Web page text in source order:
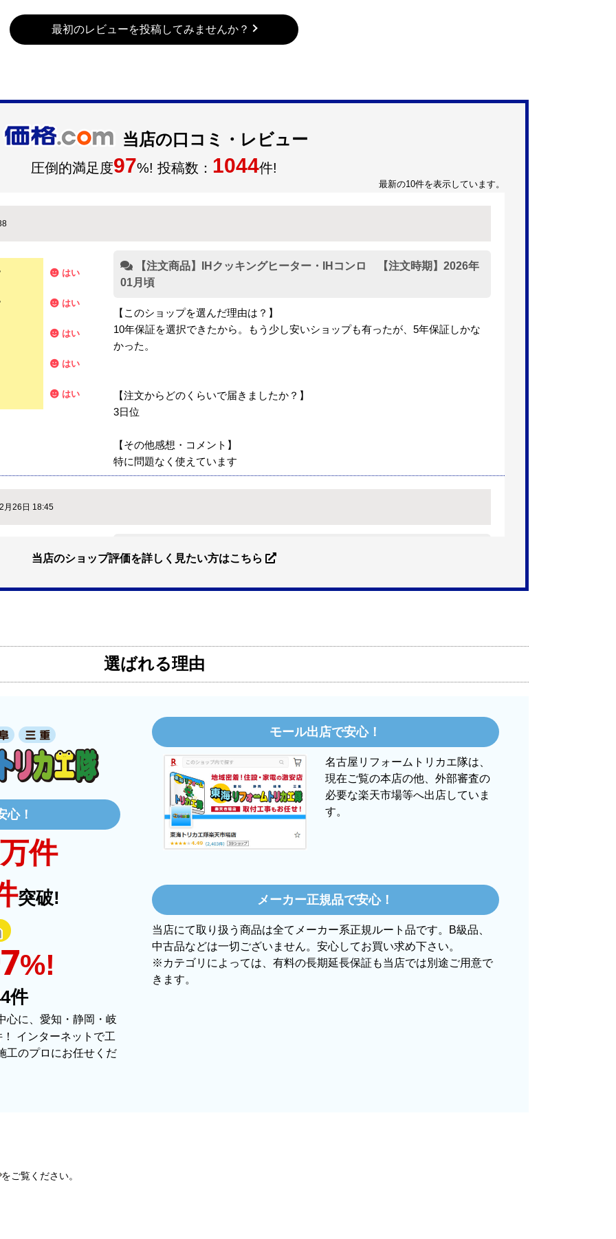
最初のレビューを投稿してみませんか？
当店の口コミ・レビュー
圧倒的満足度97%! 投稿数： 1044件!
最新の10件を表示しています。
はい
はい
はい
はい
はい
【注文商品】IHクッキングヒーター・IHコンロ 【注文時期】2026年
01月頃
【このショップを選んだ理由は？】
10年保証を選択できたから。もう少し安いショップも有ったが、5年保証しかな
かった。
【注文からどのくらいで届きましたか？】
3日位
【その他感想・コメント】
特に問題なく使えています
月26日 18:45
はい
はい
はい
【注文商品】ヒーター・ストーブ 【注文時期】2025年11月頃（モバ
イルから）
【注文からどのくらいで届きましたか？】
3日程で届きました。発送作業が早かったです。
り早くて、梱包も丁寧でした。
良いショップだと思います。
21:44
【注文商品】炊飯器 【注文時期】2025年10月頃
欲しかったガス釜がほぼ最安で、他の方の評価も高かったので決めました
【注文からどのくらいで届きましたか？】
注文が確定して3日で届きました。在庫があったのもあると思いますがあまりに早
かったので少し驚きました。
十分なもので安心できました。また機会があれば是非利用したいと思います。
はい
当店のショップ評価を詳しく見たい方はこちら
選ばれる理由
心！
万件
突破!
%!
件
心に、愛知・静岡・岐
！ インターネットで工
工のプロにお任せくだ
モール出店で安心！
名古屋リフォームトリカエ隊は、
現在ご覧の本店の他、外部審査の
必要な楽天市場等へ出店していま
す。
メーカー正規品で安心！
当店にて取り扱う商品は全てメーカー系正規ルート品です。B級品、
中古品などは一切ございません。安心してお買い求め下さい。
※カテゴリによっては、有料の長期延長保証も当店では別途ご用意で
きます。
をご覧ください。